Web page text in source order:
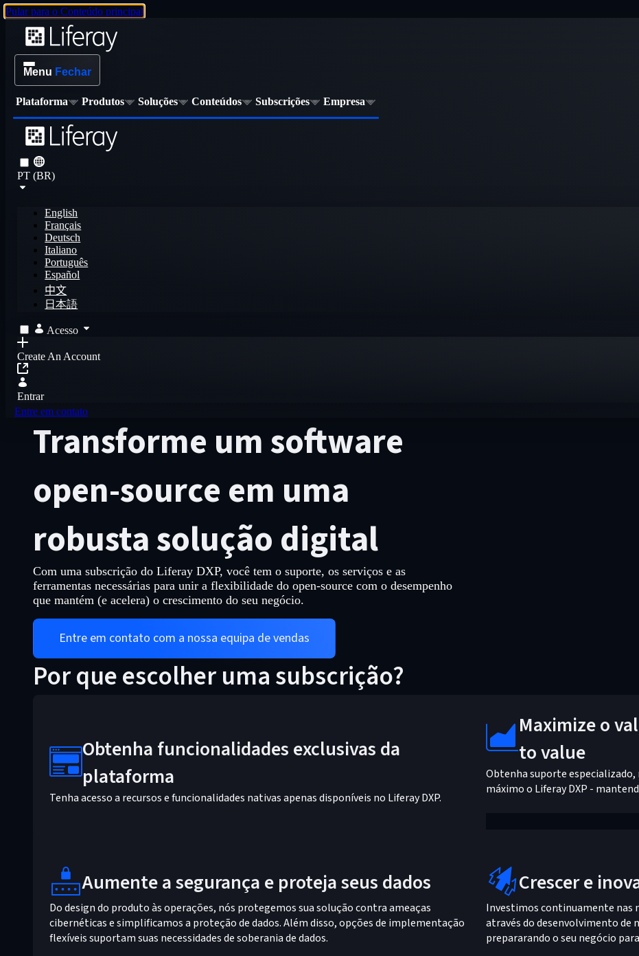
Pular para o Conteúdo principal
Menu Fechar
Plataforma Produtos Soluções Conteúdos Subscrições Empresa
PT (BR)
English
Français
Deutsch
Italiano
Português
Español
中文
日本語
Acesso
Create An Account
Entrar
Entre em contato
Transforme um software
open-source em uma
robusta solução digital
Com uma subscrição do Liferay DXP, você tem o suporte, os serviços e as
ferramentas necessárias para unir a flexibilidade do open-source com o desempenho
que mantém (e acelera) o crescimento do seu negócio.
Entre em contato com a nossa equipa de vendas
Por que escolher uma subscrição?
Obtenha funcionalidades exclusivas da
plataforma
Tenha acesso a recursos e funcionalidades nativas apenas disponíveis no Liferay DXP.
Maximize o
to value
Obtenha suporte
máximo o Liferay DXP -
Aumente a segurança e proteja seus dados
Do design do produto às operações, nós protegemos sua solução contra ameaças
cibernéticas e simplificamos a proteção de dados. Além disso, opções de implementação
flexíveis suportam suas necessidades de soberania de dados.
Crescer e
Investimos continuamente nas
através do desenvolvimento de
prepararando o seu negócio